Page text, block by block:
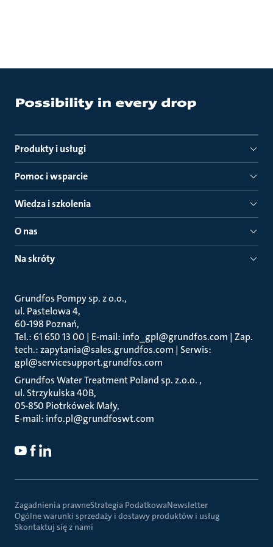
Produkty i usługi
Pomoc i wsparcie
Wiedza i szkolenia
O nas
Na skróty
Grundfos Pompy sp. z o.o.
ul. Pastelowa 4
60-198 Poznań
Tel.: 61 650 13 00 | E-mail: info_gpl@grundfos.com | Zap.
tech.: zapytania@sales.grundfos.com | Serwis:
gpl@servicesupport.grundfos.com
Grundfos Water Treatment Poland sp. z.o.o.
ul. Strzykulska 40B
05-850 Piotrkówek Mały
E-mail: info.pl@grundfoswt.com
Zagadnienia prawneStrategia PodatkowaNewsletter
Ogólne warunki sprzedaży i dostawy produktów i usług
Skontaktuj się z nami